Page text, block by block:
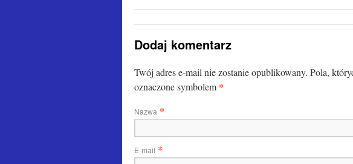
Dodaj komentarz
Twój adres e-mail nie zostanie opublikowany. Pola,
oznaczone symbolem *
Nazwa *
E-mail *